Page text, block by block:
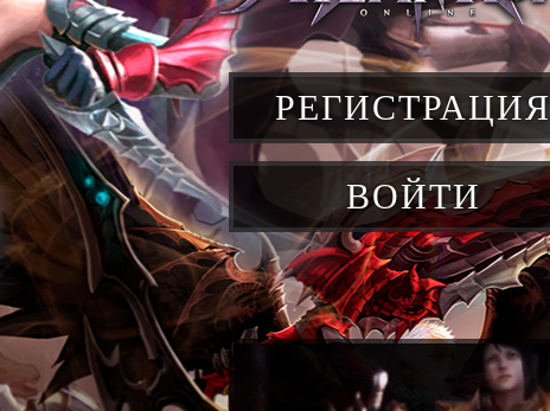
РЕГИСТРАЦИЯ
ВОЙТИ